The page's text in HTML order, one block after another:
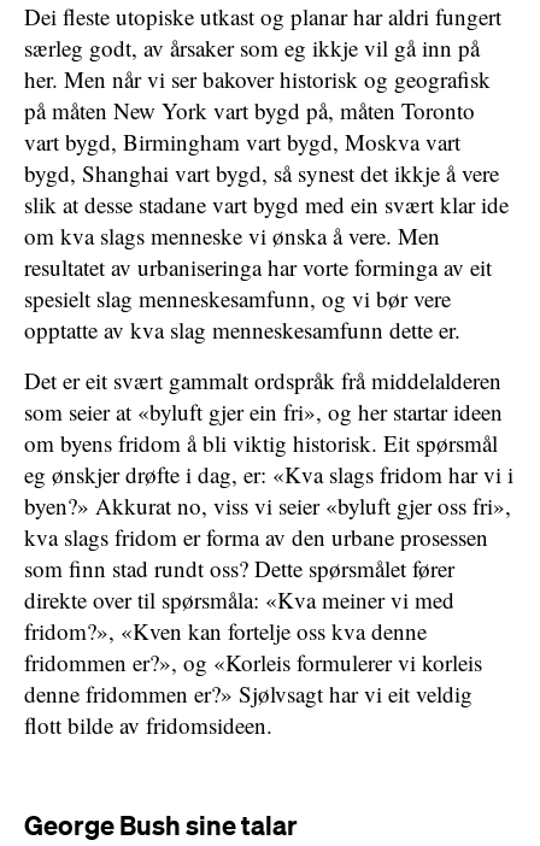
Dei fleste utopiske utkast og planar har aldri fungert
særleg godt, av årsaker som eg ikkje vil gå inn på
her. Men når vi ser bakover historisk og geografisk
på måten New York vart bygd på, måten Toronto
vart bygd, Birmingham vart bygd, Moskva vart
bygd, Shanghai vart bygd, så synest det ikkje å vere
slik at desse stadane vart bygd med ein svært klar ide
om kva slags menneske vi ønska å vere. Men
resultatet av urbaniseringa har vorte forminga av eit
spesielt slag menneskesamfunn, og vi bør vere
opptatte av kva slag menneskesamfunn dette er.
Det er eit svært gammalt ordspråk frå middelalderen
som seier at «byluft gjer ein fri», og her startar ideen
om byens fridom å bli viktig historisk. Eit spørsmål
eg ønskjer drøfte i dag, er: «Kva slags fridom har vi i
byen?» Akkurat no, viss vi seier «byluft gjer oss fri»,
kva slags fridom er forma av den urbane prosessen
som finn stad rundt oss? Dette spørsmålet fører
direkte over til spørsmåla: «Kva meiner vi med
fridom?», «Kven kan fortelje oss kva denne
fridommen er?», og «Korleis formulerer vi korleis
denne fridommen er?» Sjølvsagt har vi eit veldig
flott bilde av fridomsideen.
George Bush sine talar